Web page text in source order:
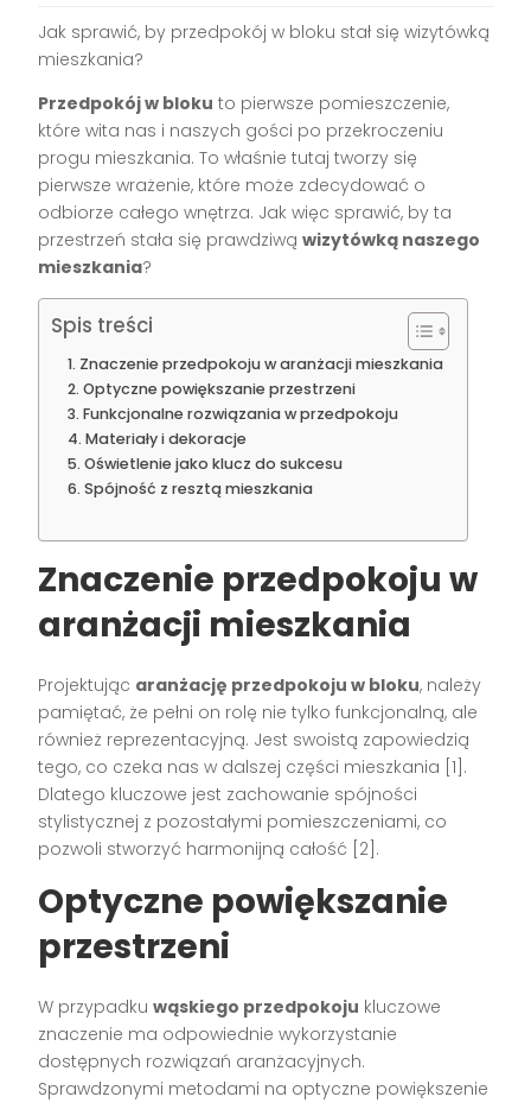
Jak sprawić, by przedpokój w bloku stał się wizytówką
mieszkania?
Przedpokój w bloku to pierwsze pomieszczenie,
które wita nas i naszych gości po przekroczeniu
progu mieszkania. To właśnie tutaj tworzy się
pierwsze wrażenie, które może zdecydować o
odbiorze całego wnętrza. Jak więc sprawić, by ta
przestrzeń stała się prawdziwąwizytówką naszego
mieszkania?
Spis treści
Znaczenie przedpokoju w aranżacji mieszkania
Optyczne powiększanie przestrzeni
Funkcjonalne rozwiązania w przedpokoju
Materiały i dekoracje
Oświetlenie jako klucz do sukcesu
Spójność z resztą mieszkania
Znaczenie przedpokoju w
aranżacji mieszkania
Projektując aranżację przedpokoju w bloku, należy
pamiętać, że pełni on rolę nie tylko funkcjonalną, ale
również reprezentacyjną. Jest swoistą zapowiedzią
tego, co czeka nas w dalszej części mieszkania [1].
Dlatego kluczowe jest zachowanie spójności
stylistycznej z pozostałymi pomieszczeniami, co
pozwoli stworzyć harmonijną całość [2].
Optyczne powiększanie
przestrzeni
W przypadkuwąskiego przedpokoju kluczowe
znaczenie ma odpowiednie wykorzystanie
dostępnych rozwiązań aranżacyjnych.
Sprawdzonymi metodami na optyczne powiększenie